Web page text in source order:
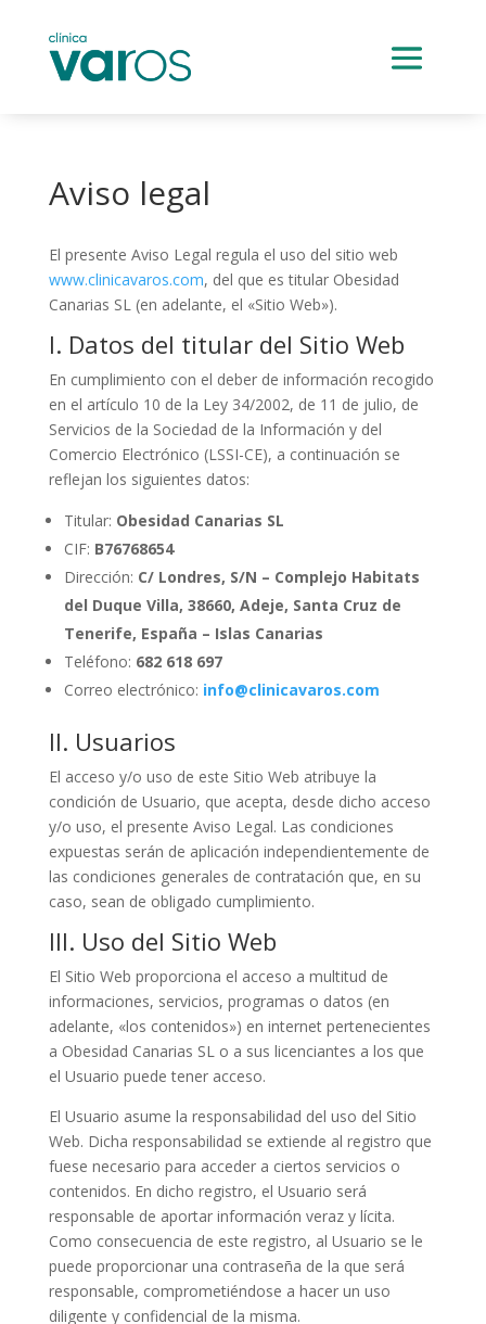
Aviso legal
El presente Aviso Legal regula el uso del sitio web
www.clinicavaros.com, del que es titular Obesidad
Canarias SL (en adelante, el «Sitio Web»).
I. Datos del titular del Sitio Web
En cumplimiento con el deber de información recogido
en el artículo 10 de la Ley 34/2002, de 11 de julio, de
Servicios de la Sociedad de la Información y del
Comercio Electrónico (LSSI-CE), a continuación se
reflejan los siguientes datos:
Titular: Obesidad Canarias SL
CIF: B76768654
Dirección: C/ Londres, S/N – Complejo Habitats
del Duque Villa, 38660, Adeje, Santa Cruz de
Tenerife, España – Islas Canarias
Teléfono: 682 618 697
Correo electrónico: info@clinicavaros.com
II. Usuarios
El acceso y/o uso de este Sitio Web atribuye la
condición de Usuario, que acepta, desde dicho acceso
y/o uso, el presente Aviso Legal. Las condiciones
expuestas serán de aplicación independientemente de
las condiciones generales de contratación que, en su
caso, sean de obligado cumplimiento.
III. Uso del Sitio Web
El Sitio Web proporciona el acceso a multitud de
informaciones, servicios, programas o datos (en
adelante, «los contenidos») en internet pertenecientes
a Obesidad Canarias SL o a sus licenciantes a los que
el Usuario puede tener acceso.
El Usuario asume la responsabilidad del uso del Sitio
Web. Dicha responsabilidad se extiende al registro que
fuese necesario para acceder a ciertos servicios o
contenidos. En dicho registro, el Usuario será
responsable de aportar información veraz y lícita.
Como consecuencia de este registro, al Usuario se le
puede proporcionar una contraseña de la que será
responsable, comprometiéndose a hacer un uso
diligente y confidencial de la misma.